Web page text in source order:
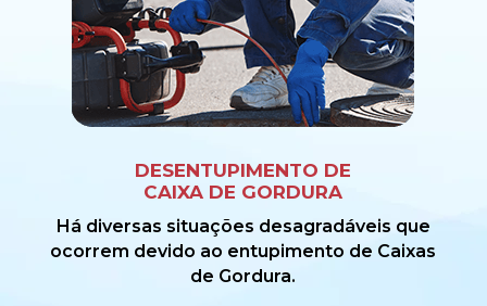
DESENTUPIMENTO DE
CAIXA DE GORDURA
Há diversas situações desagradáveis que
ocorrem devido ao entupimento de Caixas
de Gordura.